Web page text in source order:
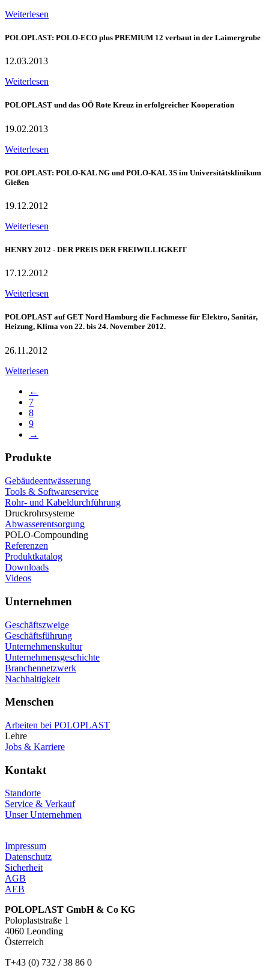
Weiterlesen
POLOPLAST: POLO-ECO plus PREMIUM 12 verbaut in der Laimergrube
12.03.2013
Weiterlesen
POLOPLAST und das OÖ Rote Kreuz in erfolgreicher Kooperation
19.02.2013
Weiterlesen
POLOPLAST: POLO-KAL NG und POLO-KAL 3S im Universitätsklinikum
Gießen
19.12.2012
Weiterlesen
HENRY 2012 - DER PREIS DER FREIWILLIGKEIT
17.12.2012
Weiterlesen
POLOPLAST auf GET Nord Hamburg die Fachmesse für Elektro, Sanitär,
Heizung, Klima von 22. bis 24. November 2012.
26.11.2012
Weiterlesen
←
7
8
9
→
Produkte
Gebäudeentwässerung
Tools & Softwareservice
Rohr- und Kabeldurchführung
Druckrohrsysteme
Abwasserentsorgung
POLO-Compounding
Referenzen
Produktkatalog
Downloads
Videos
Unternehmen
Geschäftszweige
Geschäftsführung
Unternehmenskultur
Unternehmensgeschichte
Branchennetzwerk
Nachhaltigkeit
Menschen
Arbeiten bei POLOPLAST
Lehre
Jobs & Karriere
Kontakt
Standorte
Service & Verkauf
Unser Unternehmen
Impressum
Datenschutz
Sicherheit
AGB
AEB
POLOPLAST GmbH & Co KG
Poloplaststraße 1
4060 Leonding
Österreich
T+43 (0) 732 / 38 86 0